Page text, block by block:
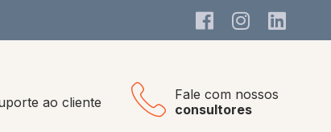
ao cliente
Fale com nossos
consultores